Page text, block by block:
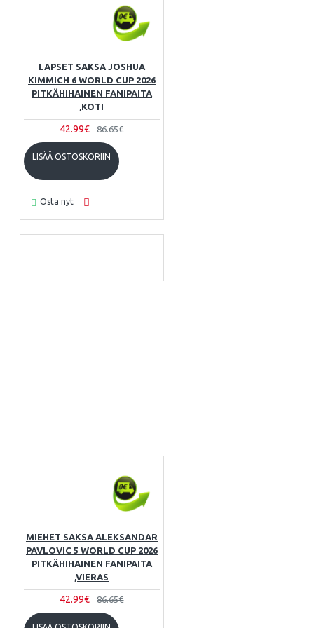
LAPSET SAKSA JOSHUA
KIMMICH 6 WORLD CUP 2026
PITKÄHIHAINEN FANIPAITA
,KOTI
42.99€ 86.65€
LISÄÄ OSTOSKORIIN
Osta nyt
MIEHET SAKSA ALEKSANDAR
PAVLOVIC 5 WORLD CUP 2026
PITKÄHIHAINEN FANIPAITA
,VIERAS
42.99€ 86.65€